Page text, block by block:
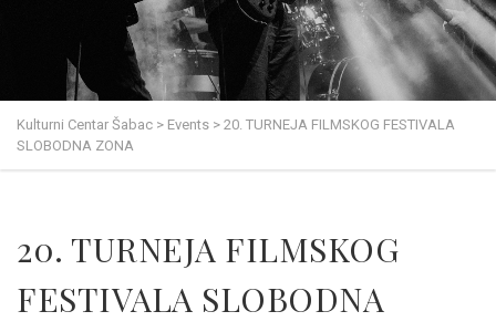
Kulturni Centar Šabac > Events > 20. TURNEJA FILMSKOG FESTIVALA
SLOBODNA ZONA
20. TURNEJA FILMSKOG
FESTIVALA SLOBODNA